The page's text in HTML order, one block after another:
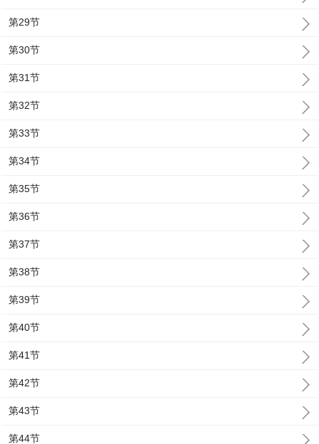
第29节
第30节
第31节
第32节
第33节
第34节
第35节
第36节
第37节
第38节
第39节
第40节
第41节
第42节
第43节
第44节